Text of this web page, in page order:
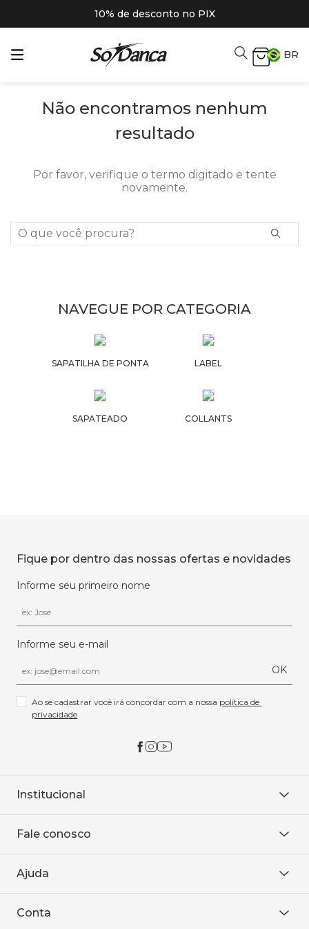
10% de desconto no PIX
BR
Não encontramos nenhum
resultado
Por favor, verifique o termo digitado e tente
novamente.
O que você procura?
NAVEGUE POR CATEGORIA
SAPATILHA DE PONTA LABEL
SAPATEADO COLLANTS
Fique por dentro das nossas ofertas e novidades
Informe seu primeiro nome
Informe seu e-mail
OK
Ao se cadastrar você irá concordar com a nossa política de
privacidade
Institucional
Onde encontrar
Baixe o APP
Fale conosco
WhatsApp
Ajuda
Política de entrega
Conta